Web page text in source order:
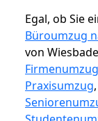
Egal, ob Sie
Büroumzug
von
Firmenumzug
Praxisumzug,